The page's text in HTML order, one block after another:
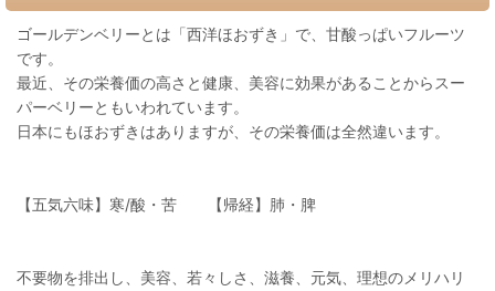
ゴールデンベリーとは「西洋ほおずき」で、甘酸っぱいフルーツ
です。
最近、その栄養価の高さと健康、美容に効果があることからスー
パーベリーともいわれています。
日本にもほおずきはありますが、その栄養価は全然違います。
【五気六味】寒/酸・苦 【帰経】肺・脾
不要物を排出し、美容、若々しさ、滋養、元気、理想のメリハリ